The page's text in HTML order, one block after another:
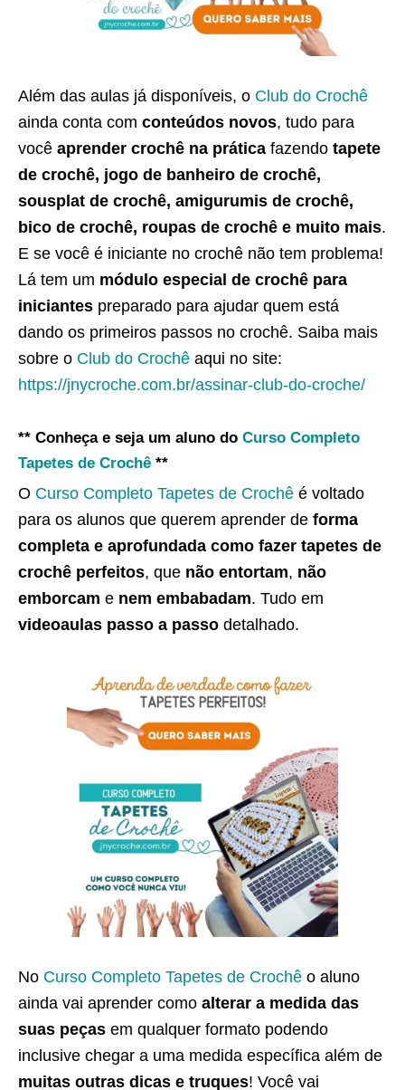
Além das aulas já disponíveis, o Club do Crochê
ainda conta com conteúdos novos, tudo para
você aprender crochê na prática fazendo tapete
de crochê, jogo de banheiro de crochê,
sousplat de crochê, amigurumis de crochê,
bico de crochê, roupas de crochê e muito mais.
E se você é iniciante no crochê não tem problema!
Lá tem um módulo especial de crochê para
iniciantes preparado para ajudar quem está
dando os primeiros passos no crochê. Saiba mais
sobre o Club do Crochê aqui no site:
https://jnycroche.com.br/assinar-club-do-croche/
** Conheça e seja um aluno do Curso Completo
Tapetes de Crochê **
O Curso Completo Tapetes de Crochê é voltado
para os alunos que querem aprender de forma
completa e aprofundada como fazer tapetes de
crochê perfeitos, que não entortam, não
emborcam e nem embabadam. Tudo em
videoaulas passo a passo detalhado.
No Curso Completo Tapetes de Crochê o aluno
ainda vai aprender como alterar a medida das
suas peças em qualquer formato podendo
inclusive chegar a uma medida específica além de
muitas outras dicas e truques! Você vai